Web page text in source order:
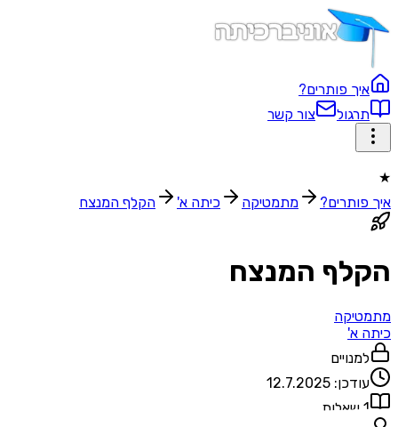
איך פותרים?
תרגול
צור קשר
★
איך פותרים?
מתמטיקה כיתה א' הקלף המנצח
הקלף המנצח
מתמטיקה
כיתה א'
למנויים
עודכן: 12.7.2025
1 שאלות